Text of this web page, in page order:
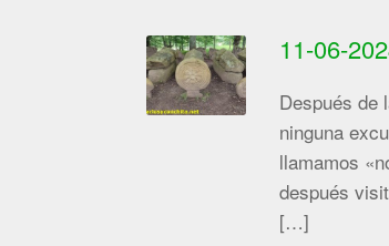
11-06-
Después de
ninguna
llamamos
después
[…]